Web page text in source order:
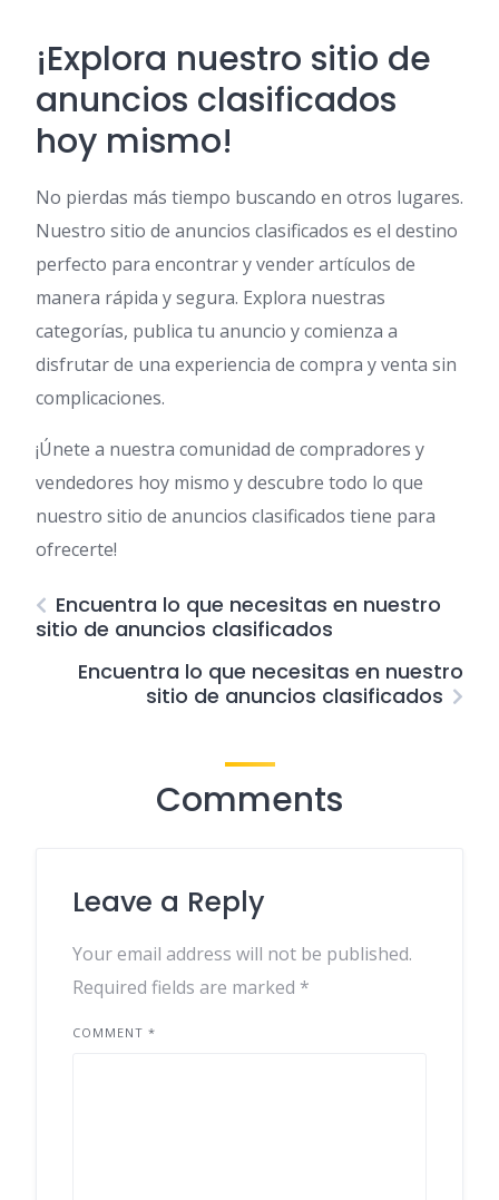
¡Explora nuestro sitio de
anuncios clasificados
hoy mismo!
No pierdas más tiempo buscando en otros lugares.
Nuestro sitio de anuncios clasificados es el destino
perfecto para encontrar y vender artículos de
manera rápida y segura. Explora nuestras
categorías, publica tu anuncio y comienza a
disfrutar de una experiencia de compra y venta sin
complicaciones.
¡Únete a nuestra comunidad de compradores y
vendedores hoy mismo y descubre todo lo que
nuestro sitio de anuncios clasificados tiene para
ofrecerte!
Encuentra lo que necesitas en nuestro
sitio de anuncios clasificados
Encuentra lo que necesitas en nuestro
sitio de anuncios clasificados
Comments
Leave a Reply
Your email address will not be published.
Required fields are marked *
COMMENT *